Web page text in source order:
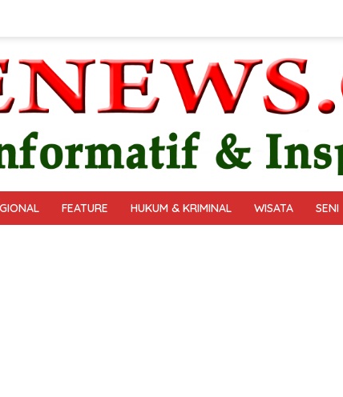
FEATURE HUKUM & KRIMINAL WISATA SENI